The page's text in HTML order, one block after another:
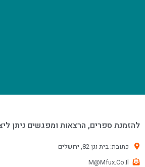
להזמנת ספרים, הרצאות ומפגשים ניתן
כתובת: בית וגן 82, ירושלים
M@Mfux.Co.Il
Phone